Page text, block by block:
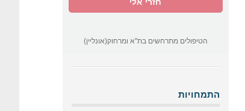
הטיפולים מתרחשים בת"א ומרחוק(אונליין)
התמחויות